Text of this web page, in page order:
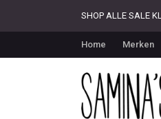
SHOP ALLE SALE
Home Merken